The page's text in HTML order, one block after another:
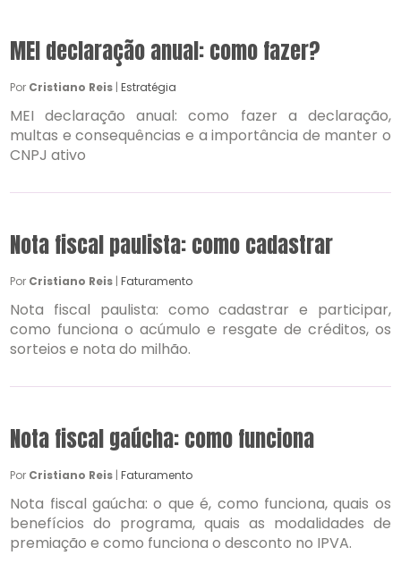
MEI declaração anual: como fazer?
Por Cristiano Reis |Estratégia
MEI declaração anual: como fazer a declaração,
multas e consequências e a importância de manter o
CNPJ ativo
Nota fiscal paulista: como cadastrar
Por Cristiano Reis |Faturamento
Nota fiscal paulista: como cadastrar e participar,
como funciona o acúmulo e resgate de créditos, os
sorteios e nota do milhão.
Nota fiscal gaúcha: como funciona
Por Cristiano Reis |Faturamento
Nota fiscal gaúcha: o que é, como funciona, quais os
benefícios do programa, quais as modalidades de
premiação e como funciona o desconto no IPVA.